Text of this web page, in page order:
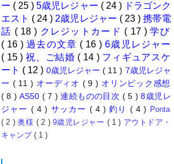
ー ( 25 )5歳児レジャー ( 24 ) ドラゴンク
エスト ( 24 ) 2歳児レジャー ( 23 ) 携帯電
話 ( 18 ) クレジットカード ( 17 )学び
( 16 )過去の文章 ( 16 )6歳児レジャー
( 15 )祝、ご結婚 ( 14 ) フィギュアスケ
ート ( 12 ) 0歳児レジャー( 11 ) 7歳児レジャ
ー ( 11 ) オーディオ ( 9 ) オリンピック感想
( 8 )AS50 ( 7 )連続ものの目次 ( 5 )8歳児レ
ジャー ( 4 ) サッカー ( 4 )釣り ( 4 ) Ponta
( 2 )奥様 ( 2 )9歳児レジャー ( 1 ) アウトドア・
キャンプ ( 1 )